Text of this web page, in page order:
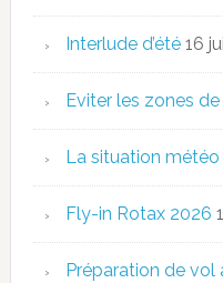
Interlude d’été 16
Eviter les zones de
La situation
Fly-in Rotax 2026
Préparation de vol